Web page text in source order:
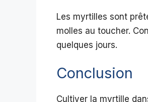
Les myrtilles sont
molles au toucher.
quelques jours.
Conclusion
Cultiver la myrtille